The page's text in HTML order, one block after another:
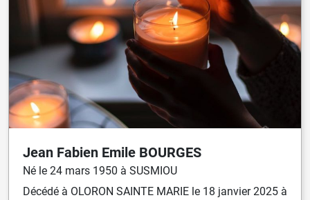
Jean Fabien Emile BOURGES
Né le 24 mars 1950 à SUSMIOU
Décédé à OLORON SAINTE MARIE le 18 janvier 2025 à